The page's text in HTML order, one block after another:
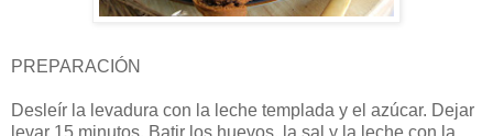
PREPARACIÓN
Desleír la levadura con la leche templada y el azúcar. Dejar
levar 15 minutos. Batir los huevos, la sal y la leche con la